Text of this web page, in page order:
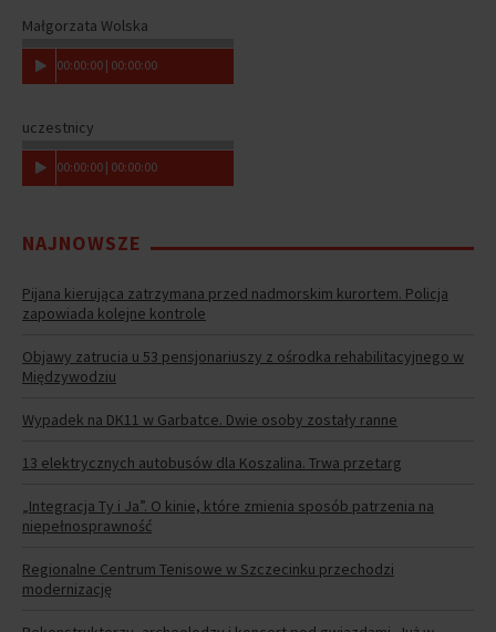
Małgorzata Wolska
00:00:00 | 00:00:00
uczestnicy
00:00:00 | 00:00:00
NAJNOWSZE
Pijana kierująca zatrzymana przed nadmorskim kurortem. Policja
zapowiada kolejne kontrole
Objawy zatrucia u 53 pensjonariuszy z ośrodka rehabilitacyjnego w
Międzywodziu
Wypadek na DK11 w Garbatce. Dwie osoby zostały ranne
13 elektrycznych autobusów dla Koszalina. Trwa przetarg
„Integracja Ty i Ja”. O kinie, które zmienia sposób patrzenia na
niepełnosprawność
Regionalne Centrum Tenisowe w Szczecinku przechodzi
modernizację